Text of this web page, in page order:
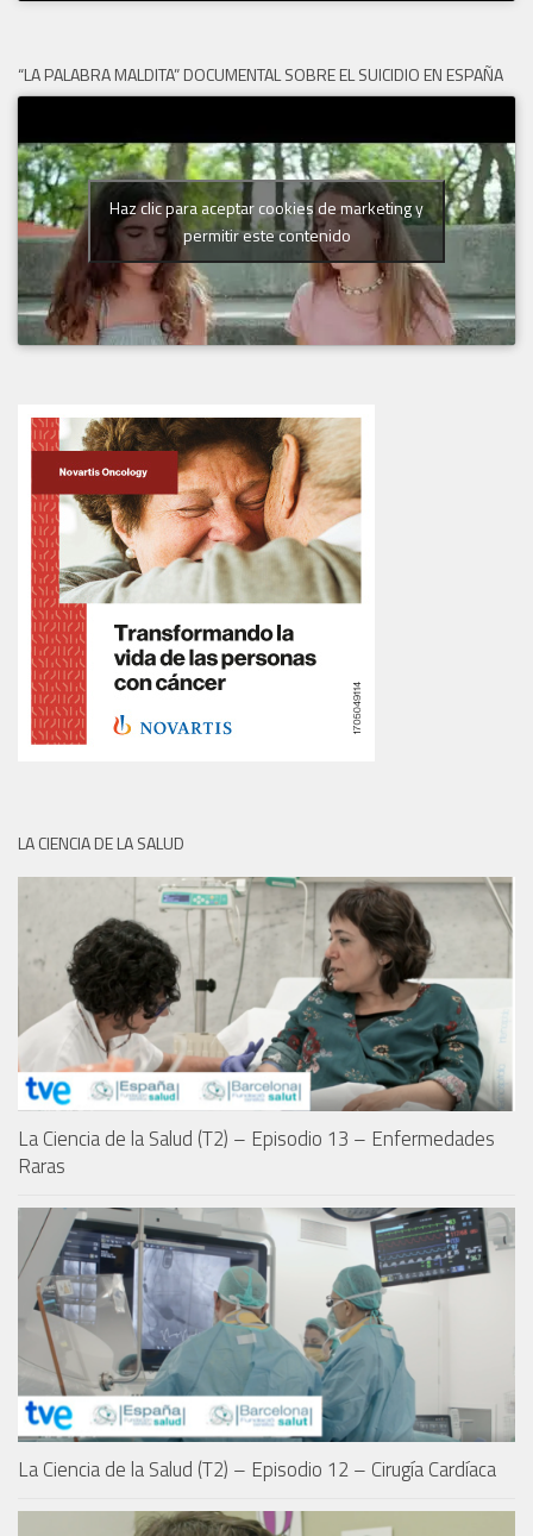
“LA PALABRA MALDITA” DOCUMENTAL SOBRE EL SUICIDIO EN ESPAÑA
Haz clic para aceptar cookies de marketing y
permitir este contenido
LA CIENCIA DE LA SALUD
La Ciencia de la Salud (T2) – Episodio 13 – Enfermedades
Raras
La Ciencia de la Salud (T2) – Episodio 12 – Cirugía Cardíaca